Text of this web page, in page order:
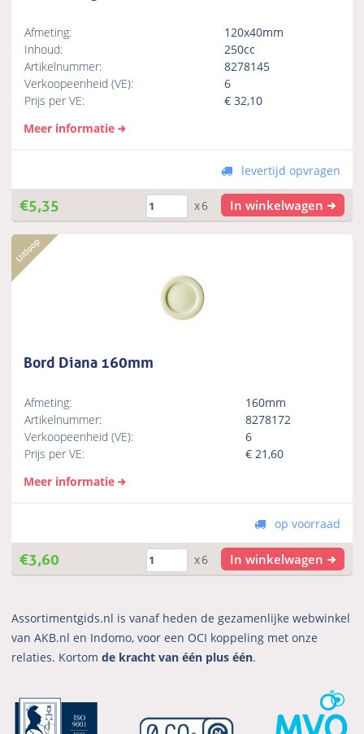
Afmeting:
120x40mm
Inhoud:
250cc
Artikelnummer:
8278145
Verkoopeenheid (VE):
6
Prijs per VE:
€32,10
Meer informatie
levertijd opvragen
€5,35 x6 In winkelwagen
Bord Diana 160mm
Afmeting:
160mm
Artikelnummer:
8278172
Verkoopeenheid (VE):
6
Prijs per VE:
€21,60
Meer informatie
op voorraad
€3,60 x6 In winkelwagen
Assortimentgids.nl is vanaf heden de gezamenlijke webwinkel
van AKB.nl en Indomo, voor een OCI koppeling met onze
relaties. Kortomde kracht van één plus één.